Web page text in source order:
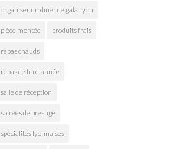
organiser un dîner de gala Lyon
pièce montée produits frais
repas chauds
repas de fin d'année
salle de réception
soirées de prestige
spécialités lyonnaises